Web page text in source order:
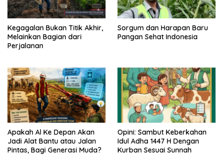
Kegagalan Bukan Titik Akhir,
Melainkan Bagian dari
Perjalanan
Sorgum dan Harapan Baru
Pangan Sehat Indonesia
Apakah Al Ke Depan Akan
Jadi Alat Bantu atau Jalan
Pintas, Bagi Generasi Muda?
Opini: Sambut Keberkahan
Idul Adha 1447 H Dengan
Kurban Sesuai Sunnah